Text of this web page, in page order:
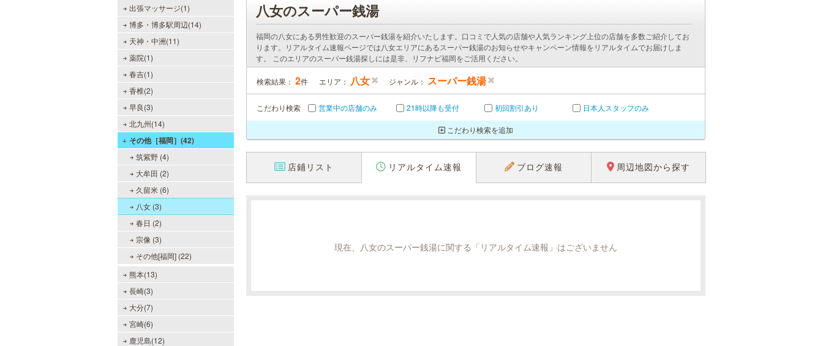
出張マッサージ(1)
博多・博多駅周辺(14)
天神・中洲(11)
薬院(1)
春吉(1)
香椎(2)
早良(3)
北九州(14)
その他［福岡］(42)
筑紫野 (4)
大牟田 (2)
久留米 (6)
八女 (3)
春日 (2)
宗像 (3)
その他[福岡] (22)
熊本(13)
長崎(3)
大分(7)
宮崎(6)
鹿児島(12)
八女のスーパー銭湯
福岡の八女にある男性歓迎のスーパー銭湯を紹介いたします。口コミで人気の店舗や人気ランキング上位の店舗を多数ご紹介してお
ります。リアルタイム速報ページでは八女エリアにあるスーパー銭湯のお知らせやキャンペーン情報をリアルタイムでお届けしま
す。 このエリアのスーパー銭湯探しには是非、リフナビ福岡をご活用ください。
検索結果： 2件 エリア： 八女 ジャンル： スーパー銭湯
こだわり検索 営業中の店舗のみ 21時以降も受付 初回割引あり 日本人スタッフのみ
こだわり検索を追加
店鋪リスト リアルタイム速報 ブログ速報 周辺地図から探す
現在、八女のスーパー銭湯に関する「リアルタイム速報」はございません